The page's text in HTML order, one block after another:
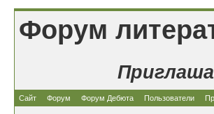
Форум
Сайт Форум Форум Дебюта Пользователи